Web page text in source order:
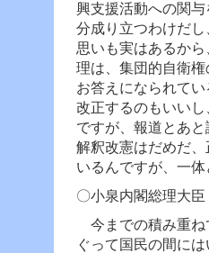
興支援活動への関
分成り立つわけだ
思いも実はあるか
理は、集団的自衛
お答えになられて
改正するのもいい
ですが、報道とあ
解釈改憲はだめだ
いるんですが、一体
〇小泉内閣総理大
今までの積み重ね
ぐって国民の間に